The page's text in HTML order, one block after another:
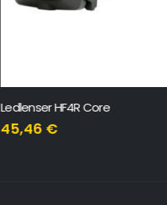
Ledlenser HF4R Core
45,46 €